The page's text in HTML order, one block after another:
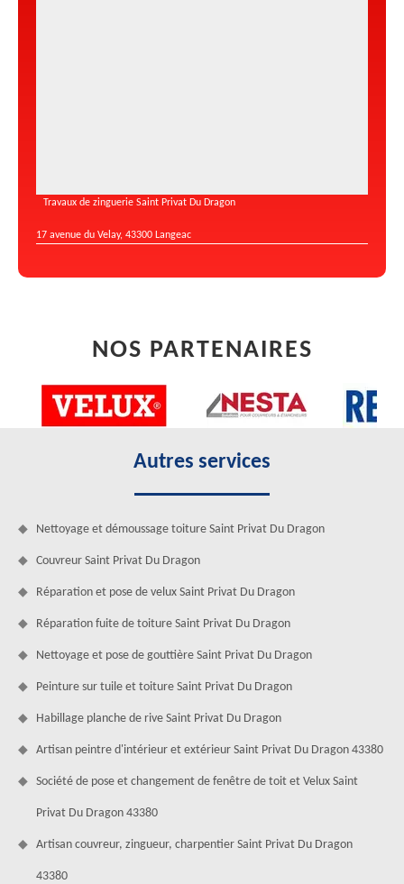
Travaux de zinguerie Saint Privat Du Dragon
17 avenue du Velay, 43300 Langeac
NOS PARTENAIRES
Autres services
Nettoyage et démoussage toiture Saint Privat Du Dragon
Couvreur Saint Privat Du Dragon
Réparation et pose de velux Saint Privat Du Dragon
Réparation fuite de toiture Saint Privat Du Dragon
Nettoyage et pose de gouttière Saint Privat Du Dragon
Peinture sur tuile et toiture Saint Privat Du Dragon
Habillage planche de rive Saint Privat Du Dragon
Artisan peintre d'intérieur et extérieur Saint Privat Du Dragon 43380
Société de pose et changement de fenêtre de toit et Velux Saint
Privat Du Dragon 43380
Artisan couvreur, zingueur, charpentier Saint Privat Du Dragon
43380